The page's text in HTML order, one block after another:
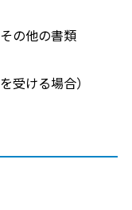
の他の書類
受ける場合）